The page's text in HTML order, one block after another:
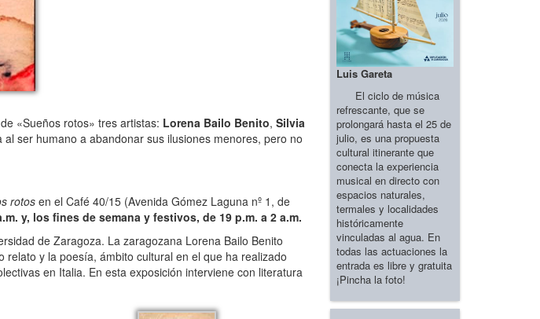
«Sueños rotos» tres artistas: Lorena Bailo Benito, Silvia
ser humano a abandonar sus ilusiones menores, pero no
rotos en el Café 40/15 (Avenida Gómez Laguna nº 1, de
y, los fines de semana y festivos, de 19 p.m. a 2 a.m.
de Zaragoza. La zaragozana Lorena Bailo Benito
y la poesía, ámbito cultural en el que ha realizado
en Italia. En esta exposición interviene con literatura
Luis Gareta
El ciclo de música
refrescante, que se
prolongará hasta el 25 de
julio, es una propuesta
cultural itinerante que
conecta la experiencia
musical en directo con
espacios naturales,
termales y localidades
históricamente
vinculadas al agua. En
todas las actuaciones la
entrada es libre y gratuita
¡Pincha la foto!